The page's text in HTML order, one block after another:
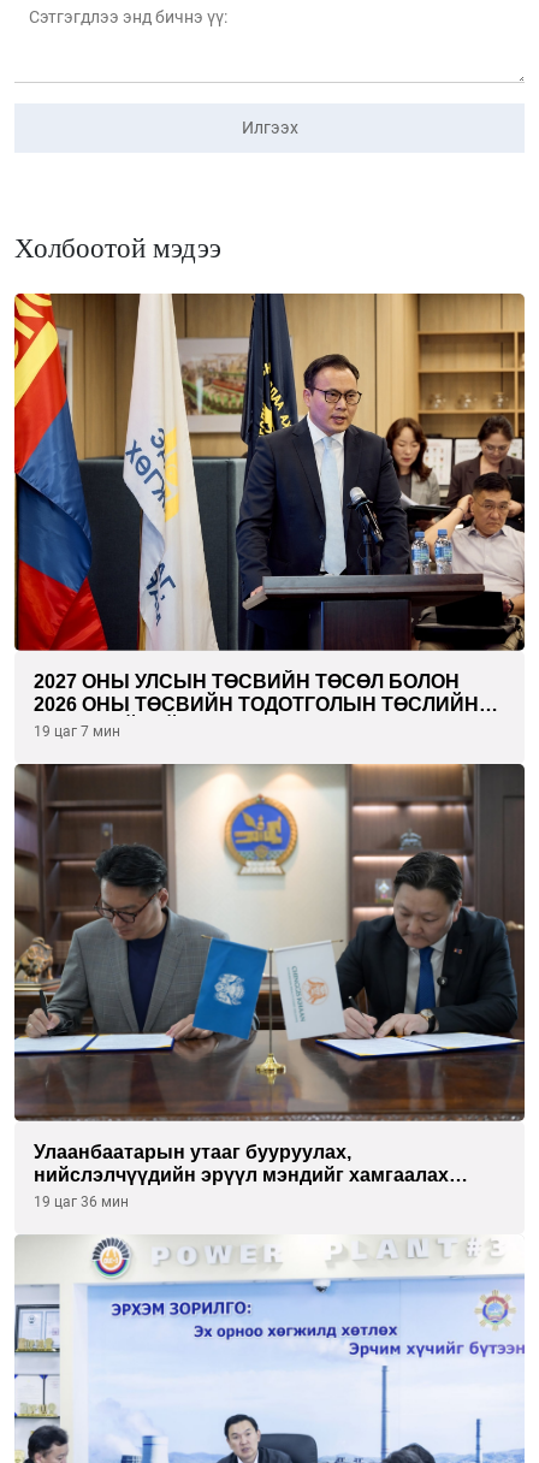
Илгээх
Холбоотой мэдээ
2027 ОНЫ УЛСЫН ТӨСВИЙН ТӨСӨЛ БОЛОН
2026 ОНЫ ТӨСВИЙН ТОДОТГОЛЫН ТӨСЛИЙН
ОЛОН НИЙТИЙН ХЭЛЭЛЦҮҮЛЭГ БОЛЛОО
19 цаг 7 мин
Улаанбаатарын утааг бууруулах,
нийслэлчүүдийн эрүүл мэндийг хамгаалах
төслийг “Чингис хаан баялгийн сан нэгдэл” ХХК-
19 цаг 36 мин